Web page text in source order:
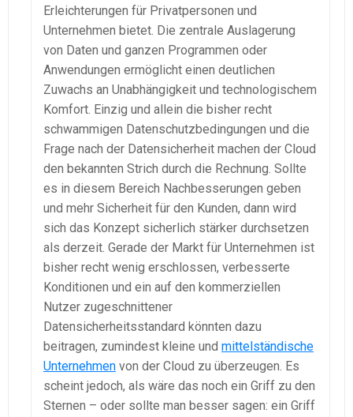
Erleichterungen für Privatpersonen und
Unternehmen bietet. Die zentrale Auslagerung
von Daten und ganzen Programmen oder
Anwendungen ermöglicht einen deutlichen
Zuwachs an Unabhängigkeit und technologischem
Komfort. Einzig und allein die bisher recht
schwammigen Datenschutzbedingungen und die
Frage nach der Datensicherheit machen der Cloud
den bekannten Strich durch die Rechnung. Sollte
es in diesem Bereich Nachbesserungen geben
und mehr Sicherheit für den Kunden, dann wird
sich das Konzept sicherlich stärker durchsetzen
als derzeit. Gerade der Markt für Unternehmen ist
bisher recht wenig erschlossen, verbesserte
Konditionen und ein auf den kommerziellen
Nutzer zugeschnittener
Datensicherheitsstandard könnten dazu
beitragen, zumindest kleine und mittelständische
Unternehmen von der Cloud zu überzeugen. Es
scheint jedoch, als wäre das noch ein Griff zu den
Sternen – oder sollte man besser sagen: ein Griff